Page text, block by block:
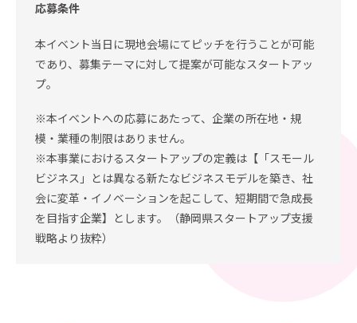
応募条件
本イベント当日に現地会場にてピッチを行うことが可能
であり、募集テーマに対して提案が可能なスタートアッ
プ。
※本イベントへの応募にあたって、企業の所在地・規
模・業種の制限はありません。
※本事業におけるスタートアップの定義は【「スモール
ビジネス」とは異なる新たなビジネスモデルを築き、社
会に変革・イノベーションを起こして、短期間で急成長
を目指す企業】とします。（静岡県スタートアップ支援
戦略より抜粋）